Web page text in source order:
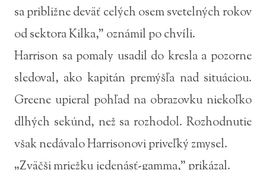
sa približne deväť celých osem svetelných rokov
od sektora Kilka,” oznámil po chvíli.
Harrison sa pomaly usadil do kresla a pozorne
sledoval, ako kapitán premýšľa nad situáciou.
Greene upieral pohľad na obrazovku niekoľko
dlhých sekúnd, než sa rozhodol. Rozhodnutie
však nedávalo Harrisonovi priveľký zmysel.